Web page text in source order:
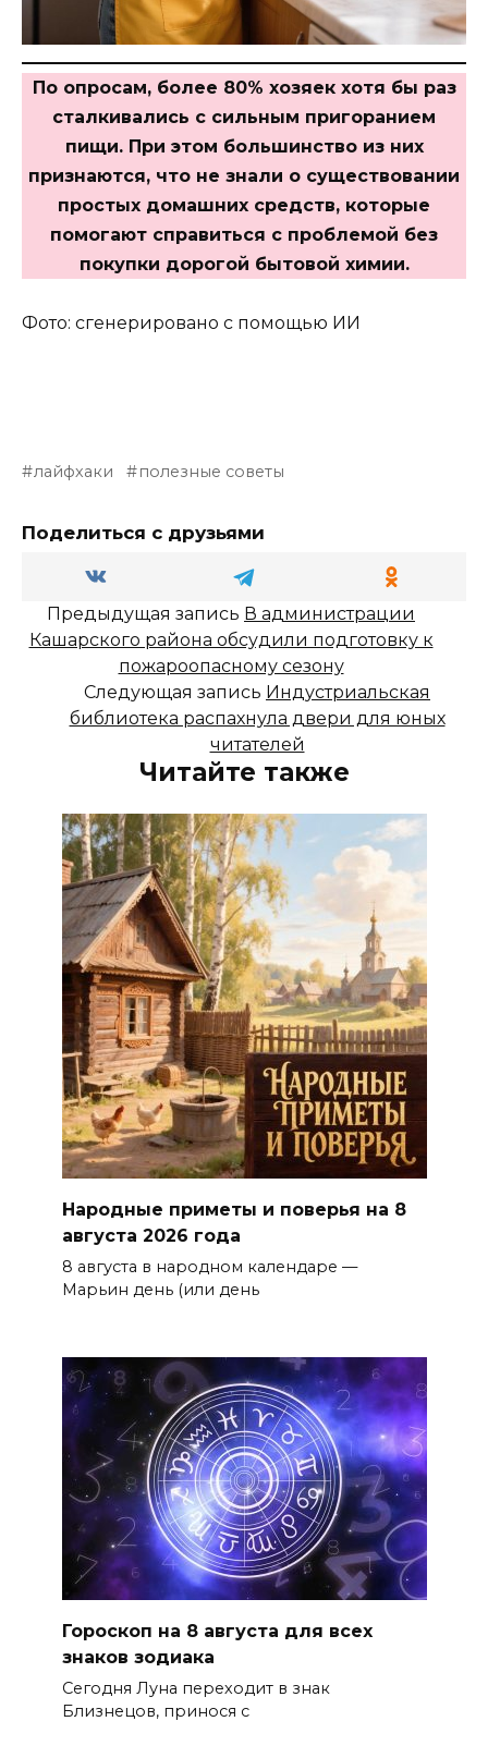
По опросам, более 80% хозяек хотя бы раз
сталкивались с сильным пригоранием
пищи. При этом большинство из них
признаются, что не знали о существовании
простых домашних средств, которые
помогают справиться с проблемой без
покупки дорогой бытовой химии.
Фото: сгенерировано с помощью ИИ
лайфхаки полезные советы
Поделиться с друзьями
Предыдущая запись В администрации
Кашарского района обсудили подготовку к
пожароопасному сезону
Следующая запись Индустриальская
библиотека распахнула двери для юных
читателей
Читайте также
Народные приметы и поверья на 8
августа 2026 года
8 августа в народном календаре —
Марьин день (или день
Гороскоп на 8 августа для всех
знаков зодиака
Сегодня Луна переходит в знак
Близнецов, принося с